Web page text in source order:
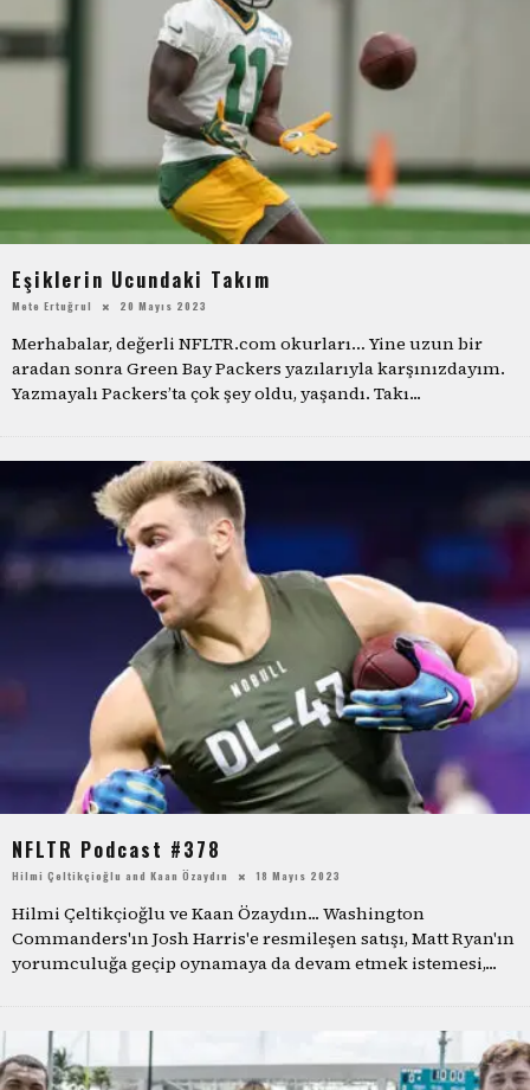
Eşiklerin Ucundaki Takım
Mete Ertuğrul 20 Mayıs 2023
Merhabalar, değerli NFLTR.com okurları… Yine uzun bir
aradan sonra Green Bay Packers yazılarıyla karşınızdayım.
Yazmayalı Packers’ta çok şey oldu, yaşandı. Takı...
NFLTR Podcast #378
Hilmi Çeltikçioğlu and Kaan Özaydın 18 Mayıs 2023
Hilmi Çeltikçioğlu ve Kaan Özaydın... Washington
Commanders'ın Josh Harris'e resmileşen satışı, Matt Ryan'ın
yorumculuğa geçip oynamaya da devam etmek istemesi,...